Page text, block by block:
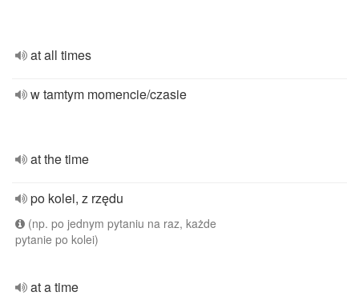
at all times
w tamtym momencie/czasie
at the time
po kolei, z rzędu
(np. po jednym pytaniu na raz, każde
pytanie po kolei)
at a time